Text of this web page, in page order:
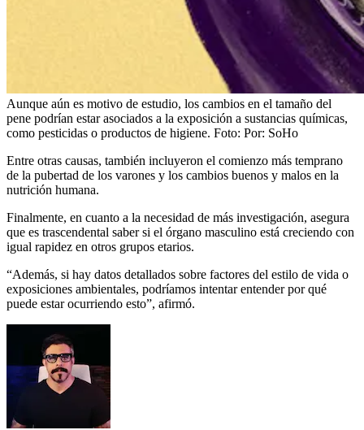
Aunque aún es motivo de estudio, los cambios en el tamaño del
pene podrían estar asociados a la exposición a sustancias químicas,
como pesticidas o productos de higiene. Foto: Por: SoHo
Entre otras causas, también incluyeron el comienzo más temprano
de la pubertad de los varones y los cambios buenos y malos en la
nutrición humana.
Finalmente, en cuanto a la necesidad de más investigación, asegura
que es trascendental saber si el órgano masculino está creciendo con
igual rapidez en otros grupos etarios.
“Además, si hay datos detallados sobre factores del estilo de vida o
exposiciones ambientales, podríamos intentar entender por qué
puede estar ocurriendo esto”, afirmó.